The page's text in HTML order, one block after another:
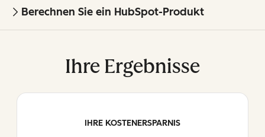
Berechnen Sie ein HubSpot-Produkt
Ihre Ergebnisse
IHRE KOSTENERSPARNIS